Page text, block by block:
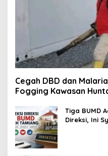
Cegah DBD dan
Fogging Kawasan
Tiga BUMD
Direksi, Ini